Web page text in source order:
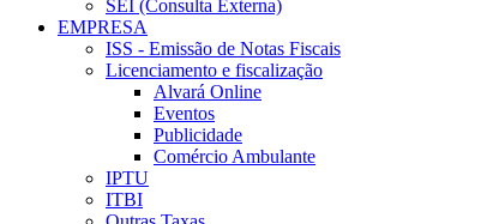
SEI (Consulta Externa)
EMPRESA
ISS - Emissão de Notas Fiscais
Licenciamento e fiscalização
Alvará Online
Eventos
Publicidade
Comércio Ambulante
IPTU
ITBI